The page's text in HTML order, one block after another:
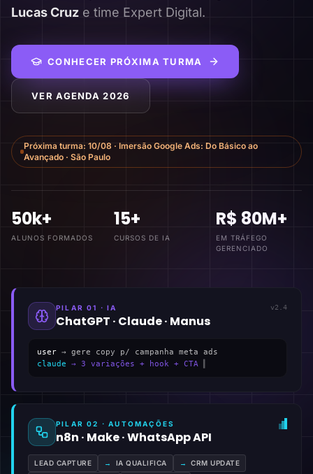
Lucas Cruz e time Expert Digital.
CONHECER PRÓXIMA TURMA
VER AGENDA 2026
Próxima turma: 10/08 · Imersão Google Ads: Do Básico ao
Avançado · São Paulo
50k+
ALUNOS FORMADOS
15+
CURSOS DE IA
R$ 80M+
EM TRÁFEGO
GERENCIADO
PILAR 01 · IA
ChatGPT · Claude · Manus
v2.4
user → gere copy p/ campanha meta ads
claude → 3 variações + hook + CTA
PILAR 02 · AUTOMAÇÕES
n8n · Make · WhatsApp API
LEAD CAPTURE → IA QUALIFICA → CRM UPDATE